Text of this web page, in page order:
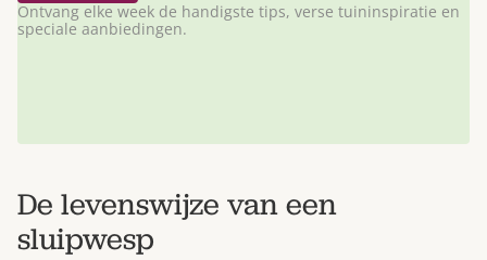
Ontvang elke week de handigste tips, verse tuininspiratie en
speciale aanbiedingen.
De levenswijze van een
sluipwesp